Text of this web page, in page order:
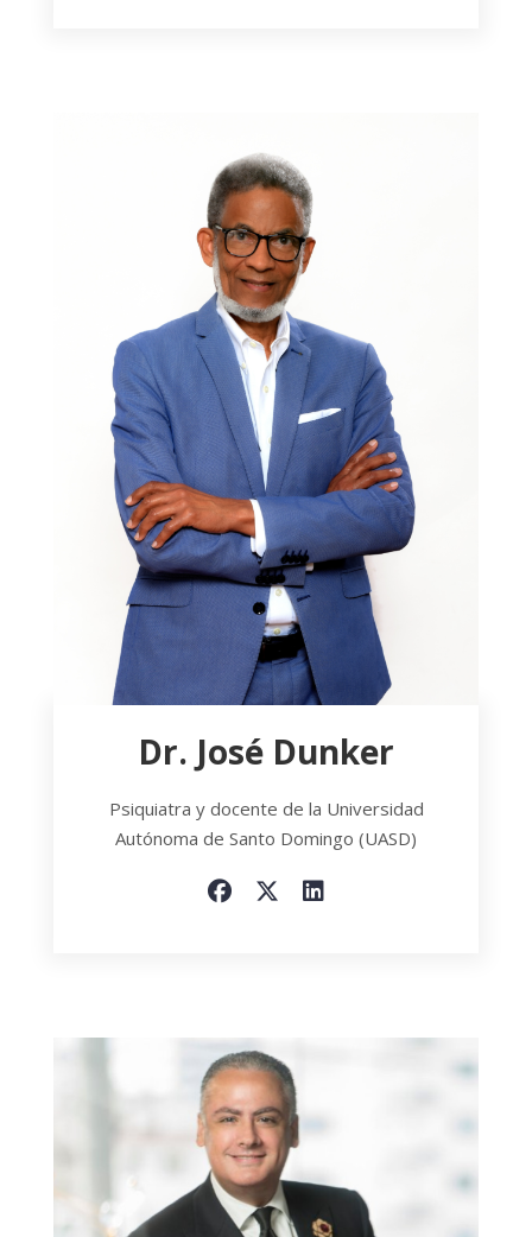
Dr. José Dunker
Psiquiatra y docente de la Universidad
Autónoma de Santo Domingo (UASD)